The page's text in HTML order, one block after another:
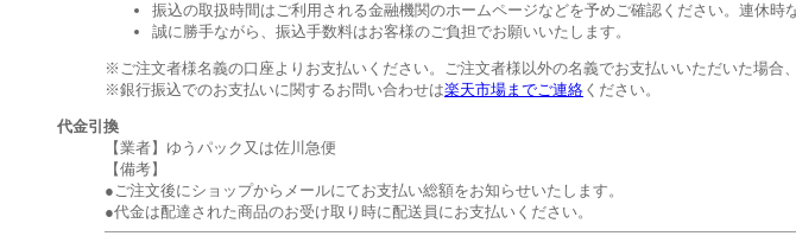
振込の取扱時間はご利用される金融機関のホームページなどを予めご確認ください。連休
誠に勝手ながら、振込手数料はお客様のご負担でお願いいたします。
※ご注文者様名義の口座よりお支払いください。ご注文者様以外の名義でお支払いいただいた場合
※銀行振込でのお支払いに関するお問い合わせは楽天市場までご連絡 ください。
代金引換
【業者】ゆうパック又は佐川急便
【備考】
●ご注文後にショップからメールにてお支払い総額をお知らせいたします。
●代金は配達された商品のお受け取り時に配送員にお支払いください。